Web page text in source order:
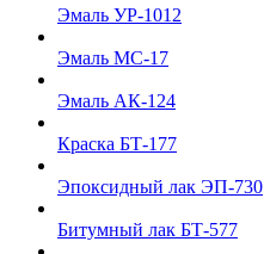
Эмаль УР-1012
Эмаль МС-17
Эмаль АК-124
Краска БТ-177
Эпоксидный лак ЭП-730
Битумный лак БТ-577